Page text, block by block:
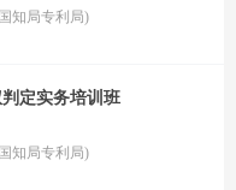
知局专利局)
定实务培训班
知局专利局)